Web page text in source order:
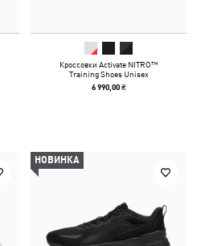
Кроссовки Activate NITRO™
Training Shoes Unisex
6 990,00 ₴
НОВИНКА